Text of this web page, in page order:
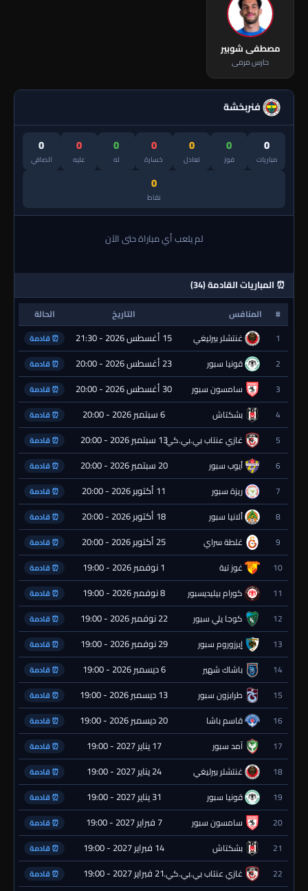
مصطفى شوبير
حارس مرمى
فنربخشة
0
مباريات
0
فوز
0
تعادل
0
خسارة
0
له
0
عليه
0
الصافي
0
نقاط
لم يلعب أي مباراة حتى الآن
⏰ المباريات القادمة (34)
# المنافس التاريخ
الحالة
1
غنتشلر بيرليغي 15 أغسطس 2026 - 21:30 ⏰ قادمة
2 قونيا سبور 23 أغسطس 2026 - 20:00 ⏰ قادمة
3 سامسون سبور 30 أغسطس 2026 - 20:00 ⏰ قادمة
4 بشكتاش 6 سبتمبر 2026 - 20:00 ⏰ قادمة
5 غازي عنتاب بي.بي.كي.13 سبتمبر 2026 - 20:00 ⏰ قادمة
6 أيوب سبور 20 سبتمبر 2026 - 20:00 ⏰ قادمة
7 ريزة سبور 11 أكتوبر 2026 - 20:00 ⏰ قادمة
8 ألانيا سبور 18 أكتوبر 2026 - 20:00 ⏰ قادمة
9 غلطة سراي 25 أكتوبر 2026 - 20:00 ⏰ قادمة
10 غوز تبة 1 نوفمبر 2026 - 19:00 ⏰ قادمة
11 كورام بيليديسبور 8 نوفمبر 2026 - 19:00 ⏰ قادمة
12 كوجا يلي سبور 22 نوفمبر 2026 - 19:00 ⏰ قادمة
13 إيرزوروم سبور 29 نوفمبر 2026 - 19:00 ⏰ قادمة
14 باشاك شهير 6 ديسمبر 2026 - 19:00 ⏰ قادمة
15 طرابزون سبور 13 ديسمبر 2026 - 19:00 ⏰ قادمة
16 قاسم باشا 20 ديسمبر 2026 - 19:00 ⏰ قادمة
17 آمد سبور 17 يناير 2027 - 19:00 ⏰ قادمة
18 غنتشلر بيرليغي 24 يناير 2027 - 19:00 ⏰ قادمة
19 قونيا سبور 31 يناير 2027 - 19:00 ⏰ قادمة
20 سامسون سبور 7 فبراير 2027 - 19:00 ⏰ قادمة
21 بشكتاش 14 فبراير 2027 - 19:00 ⏰ قادمة
22 غازي عنتاب بي.بي.كي.21 فبراير 2027 - 19:00 ⏰ قادمة